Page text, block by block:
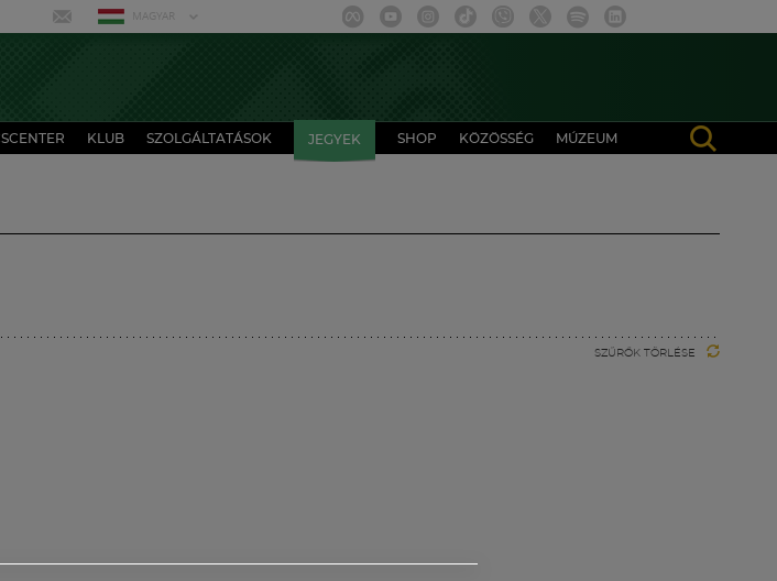
MAGYAR
KLUB SZOLGÁLTATÁSOK JEGYEK SHOP KÖZÖSSÉG MÚZEUM
SZŰRŐK TÖRLÉSE